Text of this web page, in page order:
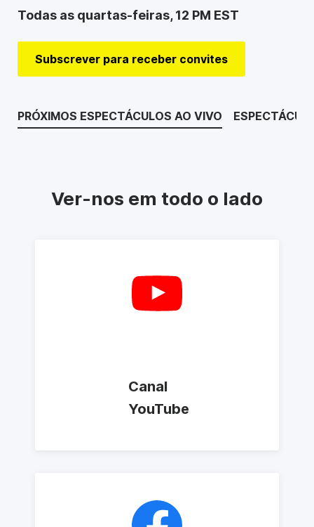
Todas as quartas-feiras, 12 PM EST
Subscrever para receber convites
PRÓXIMOS ESPECTÁCULOS AO VIVO
Ver-nos em todo o lado
Canal
YouTube